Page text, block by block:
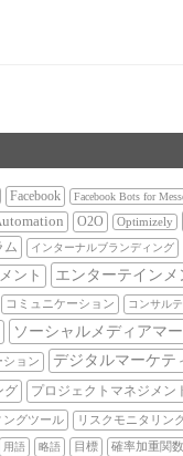
Facebook Facebook Bots for
O2O Optimizely
ム インターナルブランディング
ント エンターテインメ
コミュニケーション コンサル
ソーシャルメディアマ
ション デジタルマーケテ
グ プロジェクトマネジメン
ングツール リスクモニタリン
用語 略語 目標 確率加重関数